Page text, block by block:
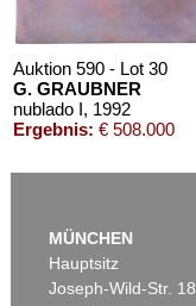
Auktion 590 - Lot 30
G. GRAUBNER
nublado I, 1992
Ergebnis: € 508.000
MÜNCHEN
Hauptsitz
Joseph-Wild-Str. 18